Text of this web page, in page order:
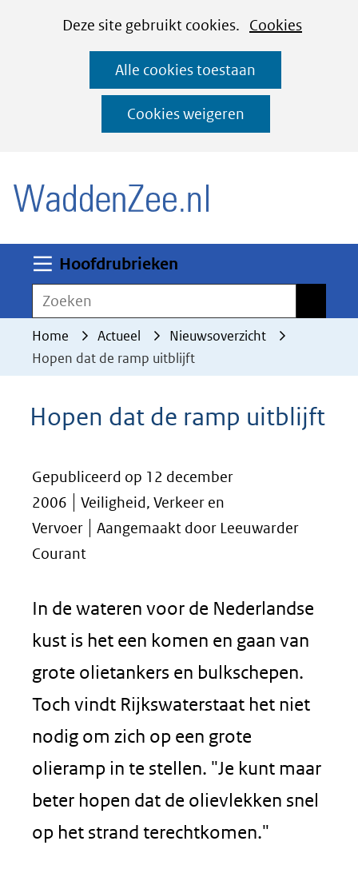
CookiesDeze site gebruikt cookies. Cookies
deze
worden
toegestaan
geweigerd.
Alle cookies toestaan
Cookies weigeren
Ga
naar
de
inhoud
Hoofdrubrieken
Zoeken
Home Actueel
Nieuwsoverzicht
Hopen dat de ramp uitblijft
Hopen dat de ramp uitblijft
Gepubliceerd op 12 december
2006
Veiligheid, Verkeer en
Vervoer
Aangemaakt door Leeuwarder
Courant
In de wateren voor de Nederlandse
kust is het een komen en gaan van
grote olietankers en bulkschepen.
Toch vindt Rijkswaterstaat het niet
nodig om zich op een grote
olieramp in te stellen. "Je kunt maar
beter hopen dat de olievlekken snel
op het strand terechtkomen."